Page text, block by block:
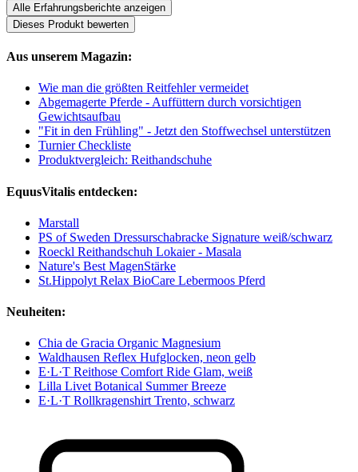
Alle Erfahrungsberichte anzeigen
Dieses Produkt bewerten
Aus unserem Magazin:
Wie man die größten Reitfehler vermeidet
Abgemagerte Pferde - Auffüttern durch vorsichtigen
Gewichtsaufbau
"Fit in den Frühling" - Jetzt den Stoffwechsel unterstützen
Turnier Checkliste
Produktvergleich: Reithandschuhe
EquusVitalis entdecken:
Marstall
PS of Sweden Dressurschabracke Signature weiß/schwarz
Roeckl Reithandschuh Lokaier - Masala
Nature's Best MagenStärke
St.Hippolyt Relax BioCare Lebermoos Pferd
Neuheiten:
Chia de Gracia Organic Magnesium
Waldhausen Reflex Hufglocken, neon gelb
E·L·T Reithose Comfort Ride Glam, weiß
Lilla Livet Botanical Summer Breeze
E·L·T Rollkragenshirt Trento, schwarz